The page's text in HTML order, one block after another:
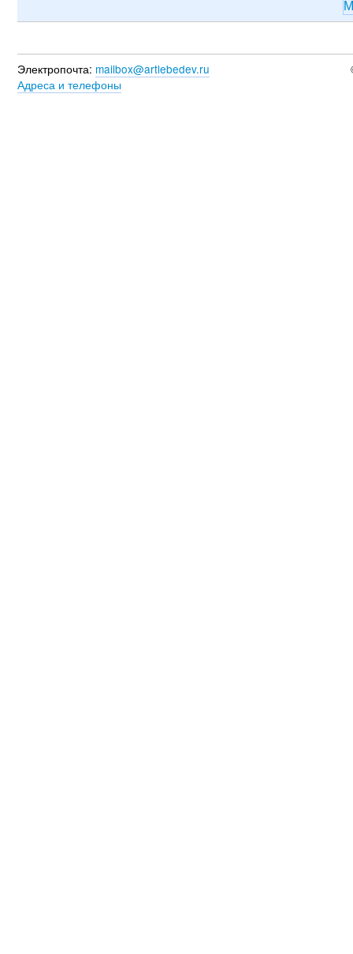
Электропочта: mailbox@artlebedev.ru
Адреса и телефоны